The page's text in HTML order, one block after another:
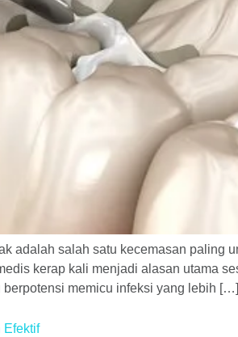
adalah salah satu kecemasan paling
kerap kali menjadi alasan utama
memicu infeksi yang lebih […]
Efektif